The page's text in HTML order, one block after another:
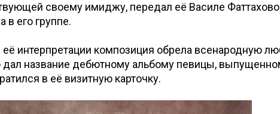
своему имиджу, передал её Василе
в его группе.
интерпретации композиция обрела всенародную
дал название дебютному альбому певицы,
в её визитную карточку.